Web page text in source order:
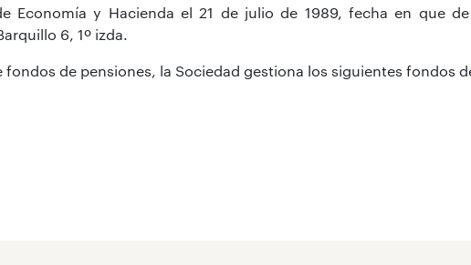
Economía y Hacienda el 21 de julio de 1989, fecha en que
6, 1º izda.
de pensiones, la Sociedad gestiona los siguientes fondos